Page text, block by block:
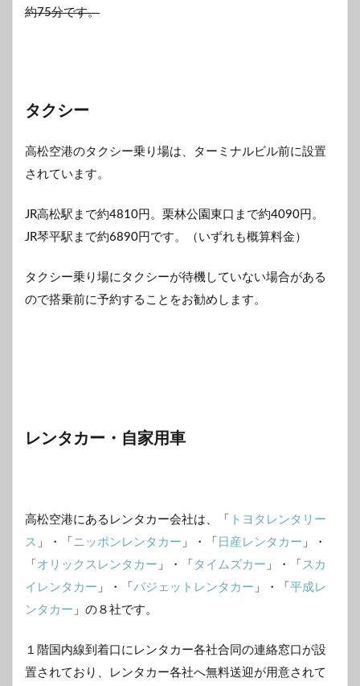
約75分です。
タクシー
高松空港のタクシー乗り場は、ターミナルビル前に設置
されています。
JR高松駅まで約4810円。栗林公園東口まで約4090円。
JR琴平駅まで約6890円です。（いずれも概算料金）
タクシー乗り場にタクシーが待機していない場合がある
ので搭乗前に予約することをお勧めします。
レンタカー・自家用車
高松空港にあるレンタカー会社は、「
トヨタレンタリー
ス 」・「 ニッポンレンタカー 」・「 日産レンタカー 」・
「 オリックスレンタカー 」・「 タイムズカー 」・「 スカ
イレンタカー 」・「 バジェットレンタカー 」・「 平成レ
ンタカー 」の８社です。
１階国内線到着口にレンタカー各社合同の連絡窓口が設
置されており、レンタカー各社へ無料送迎が用意されて